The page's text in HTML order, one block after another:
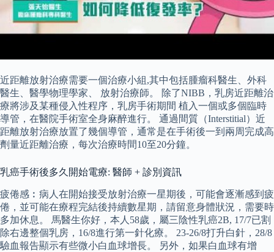
近距離放射治療需要一個治療小組,其中包括腫瘤科醫生、外科
醫生、醫學物理學家、 放射治療師。 除了NIBB，乳房近距離治
療將涉及某種侵入性程序，乳房手術期間 植入一個或多個臨時
導管，在醫院手術室全身麻醉進行。 通過間質（Interstitial）近
距離放射治療放置了幾個導管，通常是在手術後一到兩周完成高
劑量近距離治療，每次治療時間10至20分鐘。
乳癌手術後多久開始電療: 醫師 + 診別資訊
疲倦感︰病人在開始接受放射治療一星期後，可能會逐漸感到疲
倦，並可能在療程完結後持續數星期，請留意身體狀況，需要時
多加休息。 馬醫生你好，本人58歲，屬三陰性乳癌2B, 17/7已割
除右邊整個乳房，16/8進行第一針化療。 23-26/8打升白針，28/8
驗血報告顯示有些微小白血球增長。 另外，如果白血球有增